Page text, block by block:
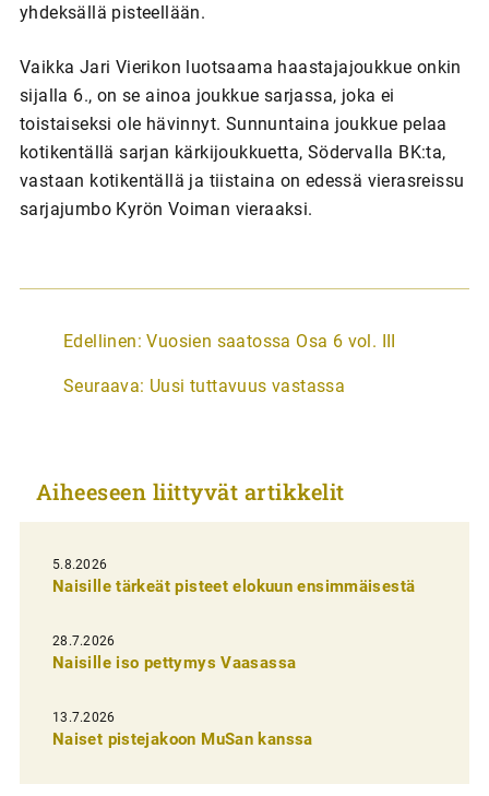
yhdeksällä pisteellään.
Vaikka Jari Vierikon luotsaama haastajajoukkue onkin
sijalla 6., on se ainoa joukkue sarjassa, joka ei
toistaiseksi ole hävinnyt. Sunnuntaina joukkue pelaa
kotikentällä sarjan kärkijoukkuetta, Södervalla BK:ta,
vastaan kotikentällä ja tiistaina on edessä vierasreissu
sarjajumbo Kyrön Voiman vieraaksi.
A
t
k
e
l
i
e
n
e
Edellinen: Vuosien saatossa Osa 6 vol. III
Seuraava: Uusi tuttavuus vastassa
Aiheeseen liittyvät artikkelit
5.8.2026
Naisille tärkeät pisteet elokuun ensimmäisestä
28.7.2026
Naisille iso pettymys Vaasassa
13.7.2026
Naiset pistejakoon MuSan kanssa